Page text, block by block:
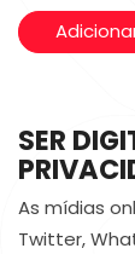
SER
As mídias
Twitter,